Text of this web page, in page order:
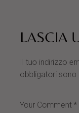
LASCIA
Il tuo indirizzo
obbligatori